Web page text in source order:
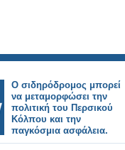
Ο σιδηρόδρομος μπορεί
να μεταμορφώσει την
πολιτική του Περσικού
Κόλπου και την
παγκόσμια ασφάλεια.